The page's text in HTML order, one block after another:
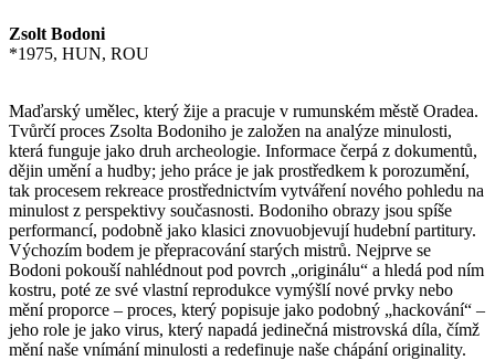
Zsolt Bodoni
*1975, HUN, ROU
Maďarský umělec, který žije a pracuje v rumunském městě Oradea.
Tvůrčí proces Zsolta Bodoniho je založen na analýze minulosti,
která funguje jako druh archeologie. Informace čerpá z dokumentů,
dějin umění a hudby; jeho práce je jak prostředkem k porozumění,
tak procesem rekreace prostřednictvím vytváření nového pohledu na
minulost z perspektivy současnosti. Bodoniho obrazy jsou spíše
performancí, podobně jako klasici znovuobjevují hudební partitury.
Výchozím bodem je přepracování starých mistrů. Nejprve se
Bodoni pokouší nahlédnout pod povrch „originálu“ a hledá pod ním
kostru, poté ze své vlastní reprodukce vymýšlí nové prvky nebo
mění proporce – proces, který popisuje jako podobný „hackování“ –
jeho role je jako virus, který napadá jedinečná mistrovská díla, čímž
mění naše vnímání minulosti a redefinuje naše chápání originality.